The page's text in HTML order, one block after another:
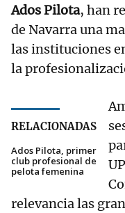
Ados Pilota, han
de Navarra una
las instituciones
la
RELACIONADAS
Ados Pilota, primer
club profesional de
pelota femenina
relevancia las